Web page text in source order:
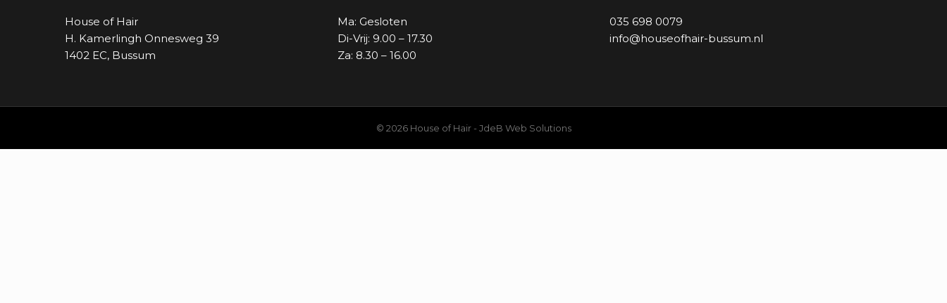
House of Hair
H. Kamerlingh Onnesweg 39
1402 EC, Bussum
Ma: Gesloten
Di-Vrij: 9.00 – 17.30
Za: 8.30 – 16.00
035 698 0079
info@houseofhair-bussum.nl
© 2026 House of Hair - JdeB Web Solutions